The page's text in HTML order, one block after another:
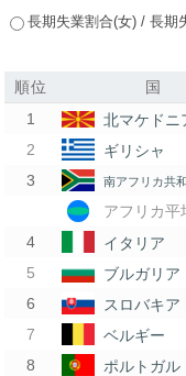
長期失業割合(女) / 長期
順位 国
北マケドニ
ギリシャ
南アフリカ共
アフリカ平
イタリア
ブルガリア
スロバキア
ベルギー
ポルトガル